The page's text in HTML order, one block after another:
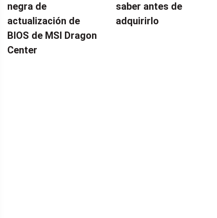
negra de
actualización de
BIOS de MSI Dragon
Center
saber antes de
adquirirlo